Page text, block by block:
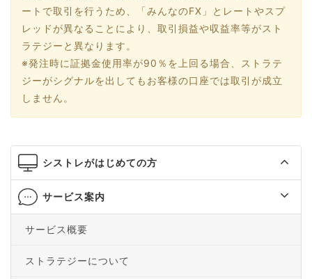
ートで取引を行うため、「みんなのFX」とレートやスプ
レッドが異なることにより、取引損益や収益率等がスト
ラテジーと異なります。
※発注時に証拠金使用率が90％を上回る場合、ストラテ
ジーがシグナルを出してもお客様の口座では取引が成立
しません。
シストレがはじめての方
サービス案内
サービス概要
ストラテジーについて